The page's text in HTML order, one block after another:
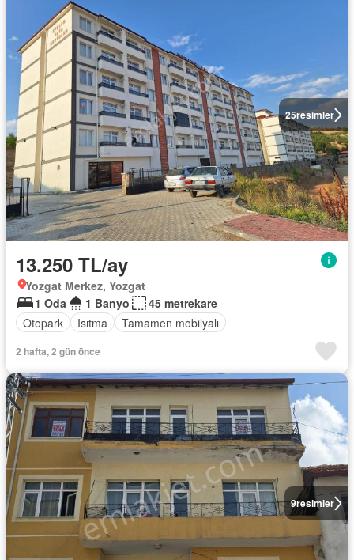
25resimler
13.250 TL/ay
Yozgat Merkez, Yozgat
1 Oda
1 Banyo
45 metrekare
Otopark
Isıtma Tamamen mobilyalı
2 hafta, 2 gün önce
9resimler